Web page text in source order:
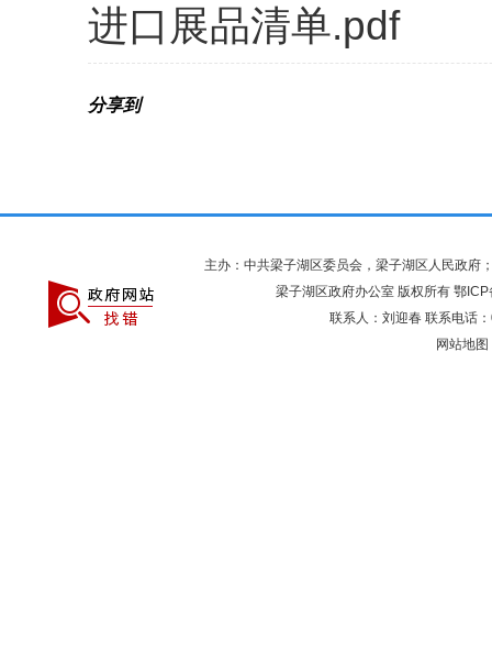
进口展品清单.pdf
分享到
主办：中共梁子湖区委员会，梁子湖区人民政府
梁子湖区政府办公室 版权所有 鄂
联系人：刘迎春 联系电话
网站地图